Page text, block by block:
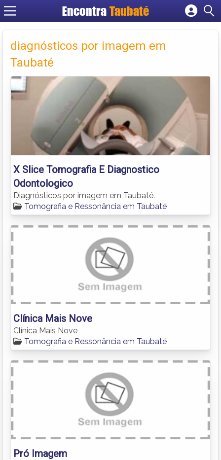
EncontraTaubaté
Cadastrar empresa
Criar conta
diagnósticos por imagem em
Taubaté
X Slice Tomografia E Diagnostico
Odontologico
Diagnósticos por imagem em Taubaté.
Tomografia e Ressonância em Taubaté
Clínica Mais Nove
Clínica Mais Nove
Tomografia e Ressonância em Taubaté
Pró Imagem